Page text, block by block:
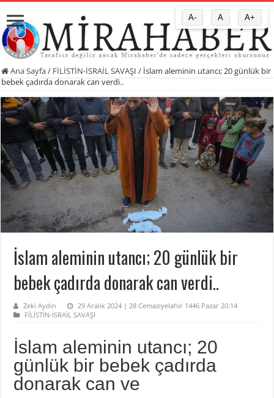
Ana Sayfa/ FİLİSTİN-İSRAİL SAVAŞI / İslam aleminin utancı; 20 günlük bir
bebek çadırda donarak can verdi..
İslam aleminin utancı; 20 günlük bir
bebek çadırda donarak can verdi..
Zeki Aydın
29 Aralık 2024 | 28 Cemaziyelahir 1446 Pazar 20:14
FİLİSTİN-İSRAİL SAVAŞI
İslam aleminin utancı; 20
günlük bir bebek çadırda
donarak can ve
A- A A+